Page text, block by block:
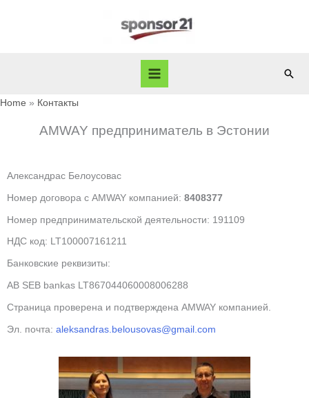
Home Контакты
AMWAY предприниматель в Эстонии
Александрас Белоусовас
Номер договора с AMWAY компанией: 8408377
Номер предпринимательской деятельности: 191109
НДС код: LT100007161211
Банковские реквизиты:
AB SEB bankas LT867044060008006288
Страница проверена и подтверждена AMWAY компанией.
Эл. почта: aleksandras.belousovas@gmail.com